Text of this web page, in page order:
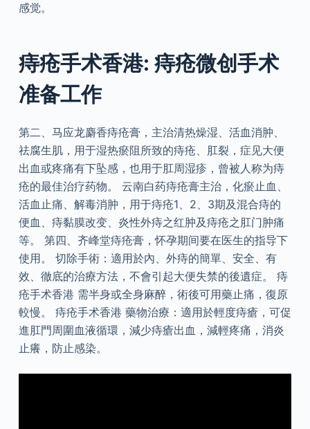
感觉。
痔疮手术香港: 痔疮微创手术
准备工作
第二、马应龙麝香痔疮膏，主治清热燥湿、活血消肿、
祛腐生肌，用于湿热瘀阻所致的痔疮、肛裂，症见大便
出血或疼痛有下坠感，也用于肛周湿疹，曾被人称为痔
疮的最佳治疗药物。 云南白药痔疮膏主治，化瘀止血、
活血止痛、解毒消肿，用于痔疮1、2、3期及混合痔的
便血、痔黏膜改变、炎性外痔之红肿及痔疮之肛门肿痛
等。 第四、齐峰堂痔疮膏，怀孕期间要在医生的指导下
使用。 切除手術：適用於內、外痔的簡單、安全、有
效、徹底的治療方法，不會引起大便失禁的後遺症。 痔
疮手术香港 需半身或全身麻醉，術後可用藥止痛，復原
較慢。 痔疮手术香港 藥物治療：適用於輕度痔瘡，可促
進肛門周圍血液循環，減少痔瘡出血，減輕疼痛，消炎
止癢，防止感染。